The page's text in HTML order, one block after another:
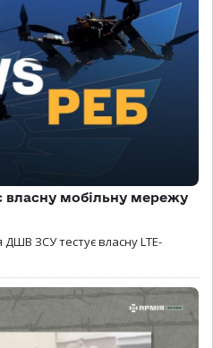
власну мобільну мережу
ЗСУ тестує власну LTE-